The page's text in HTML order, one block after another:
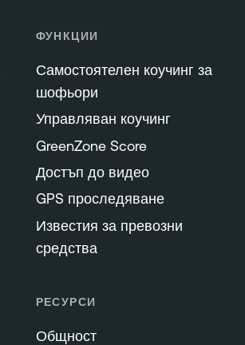
ФУНКЦИИ
Самостоятелен коучинг за
шофьори
Управляван коучинг
GreenZone Score
Достъп до видео
GPS проследяване
Известия за превозни
средства
РЕСУРСИ
Общност